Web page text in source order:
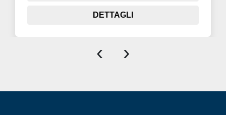
DETTAGLI
‹ ›